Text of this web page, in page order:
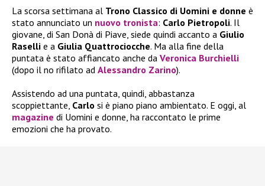
La scorsa settimana al Trono Classico di Uomini e donne è
stato annunciato un nuovo tronista: Carlo Pietropoli. Il
giovane, di San Donà di Piave, siede quindi accanto a Giulio
Raselli e a Giulia Quattrociocche. Ma alla fine della
puntata è stato affiancato anche da Veronica Burchielli
(dopo il no rifilato ad Alessandro Zarino).
Assistendo ad una puntata, quindi, abbastanza
scoppiettante, Carlo si è piano piano ambientato. E oggi, al
magazine di Uomini e donne, ha raccontato le prime
emozioni che ha provato.